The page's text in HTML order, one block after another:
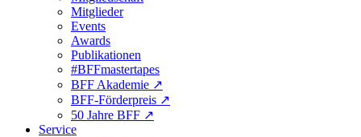
Mitglieder
Events
Awards
Publikationen
#BFFmastertapes
BFF Akademie ↗︎
BFF-Förderpreis ↗︎
50 Jahre BFF ↗︎
Service